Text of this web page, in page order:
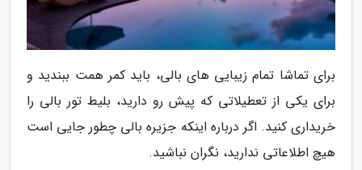
برای تماشا تمام زیبایی های بالی، باید کمر همت ببندید و
برای یکی از تعطیلاتی که پیش رو دارید، بلیط تور بالی را
خریداری کنید. اگر درباره اینکه جزیره بالی چطور جایی است
هیچ اطلاعاتی ندارید، نگران نباشید.